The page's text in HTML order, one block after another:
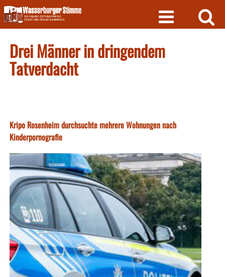
Skip
to
content
Drei Männer in dringendem
Tatverdacht
Kripo Rosenheim durchsuchte mehrere Wohnungen nach
Kinderpornografie